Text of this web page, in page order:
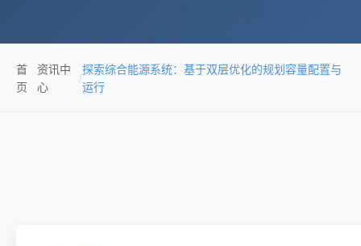
首
页
资讯中
心
/
探索综合能源系统：基于双层优化的规划容量配置与
运行